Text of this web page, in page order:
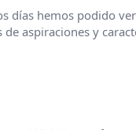
días hemos podido
aspiraciones y